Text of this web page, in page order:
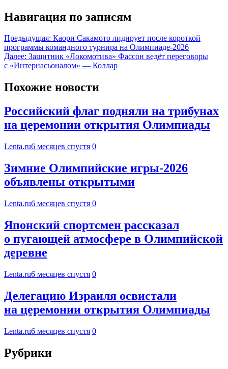
Навигация по записям
Предыдущая: Каори Сакамото лидирует после короткой
программы командного турнира на Олимпиаде-2026
Далее: Защитник «Локомотива» Фассон ведёт переговоры
с «Интернасьоналом» — Коллар
Похожие новости
Российский флаг подняли на трибунах
на церемонии открытия Олимпиады
Lenta.ru6 месяцев спустя 0
Зимние Олимпийские игры-2026
объявлены открытыми
Lenta.ru6 месяцев спустя 0
Японский спортсмен рассказал
о пугающей атмосфере в Олимпийской
деревне
Lenta.ru6 месяцев спустя 0
Делегацию Израиля освистали
на церемонии открытия Олимпиады
Lenta.ru6 месяцев спустя 0
Рубрики